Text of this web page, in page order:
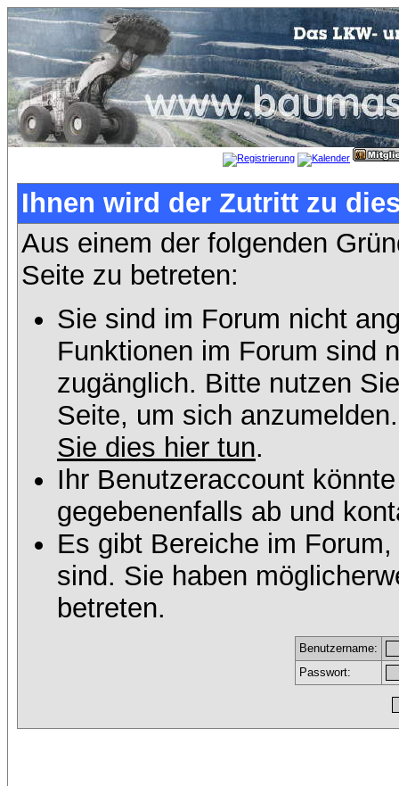
Ihnen wird der Zutritt zu
Aus einem der folgenden
Seite zu betreten:
Sie sind im Forum nicht
Funktionen im Forum sind
zugänglich. Bitte nutzen
Seite, um sich
Sie dies hier tun.
Ihr Benutzeraccount
gegebenenfalls ab und
Es gibt Bereiche im
sind. Sie haben
betreten.
Benutzername:
Passwort: